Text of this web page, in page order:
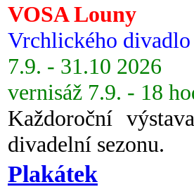
VOSA Louny
Vrchlického
7.9. - 31.10 2026
vernisáž 7.9. - 18
Každoroční
divadelní sezonu.
Plakátek